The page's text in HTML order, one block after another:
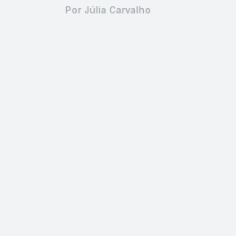
Por Júlia Carvalho